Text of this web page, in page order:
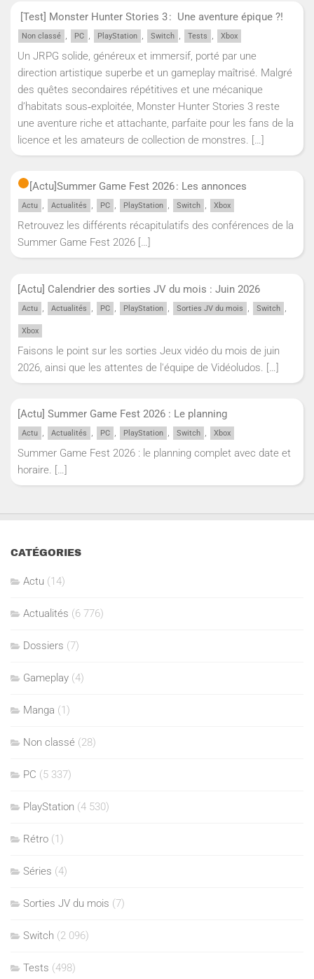
[Test] Monster Hunter Stories 3 : Une aventure épique ?!
Non classé , PC , PlayStation , Switch , Tests , Xbox
Un JRPG solide, généreux et immersif, porté par une
direction artistique superbe et un gameplay maîtrisé. Malgré
des quêtes secondaires répétitives et une mécanique
d’habitats sous‑exploitée, Monster Hunter Stories 3 reste
une aventure riche et attachante, parfaite pour les fans de la
licence et les amateurs de collection de monstres. […]
[Actu]Summer Game Fest 2026 : Les annonces
Actu , Actualités , PC , PlayStation , Switch , Xbox
Retrouvez les différents récapitulatifs des conférences de la
Summer Game Fest 2026 […]
[Actu] Calendrier des sorties JV du mois : Juin 2026
Actu , Actualités , PC , PlayStation , Sorties JV du mois , Switch ,
Xbox
Faisons le point sur les sorties Jeux vidéo du mois de juin
2026, ainsi que les attentes de l'équipe de Vidéoludos. […]
[Actu] Summer Game Fest 2026 : Le planning
Actu , Actualités , PC , PlayStation , Switch , Xbox
Summer Game Fest 2026 : le planning complet avec date et
horaire. […]
CATÉGORIES
Actu (14)
Actualités (6 776)
Dossiers (7)
Gameplay (4)
Manga (1)
Non classé (28)
PC (5 337)
PlayStation (4 530)
Rétro (1)
Séries (4)
Sorties JV du mois (7)
Switch (2 096)
Tests (498)